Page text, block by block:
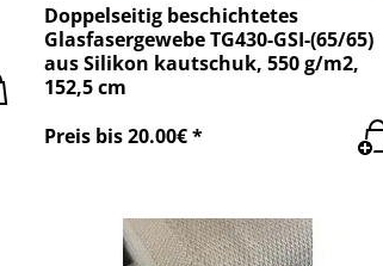
Doppelseitig beschichtetes
Glasfasergewebe TG430-GSI-(65/65)
aus Silikon kautschuk, 550 g/m2,
152,5 cm
Preis bis 20.00€ *